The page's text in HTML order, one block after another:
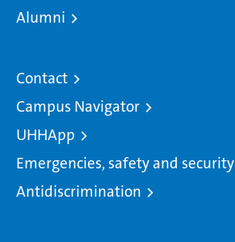
Alumni
Contact
Campus Navigator
UHHApp
Emergencies, safety and security
Antidiscrimination